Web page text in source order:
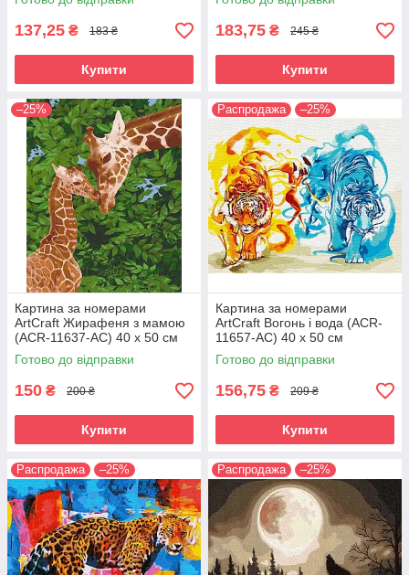
137,25 ₴ 183 ₴
Купити
183,75 ₴ 245 ₴
Купити
–25%
Картина за номерами
ArtCraft Жирафеня з мамою
(ACR-11637-AC) 40 х 50 см
Готово до відправки
150 ₴ 200 ₴
Купити
Распродажа –25%
Картина за номерами
ArtCraft Вогонь і вода (ACR-
11657-AC) 40 х 50 см
Готово до відправки
156,75 ₴ 209 ₴
Купити
Распродажа –25% Распродажа –25%